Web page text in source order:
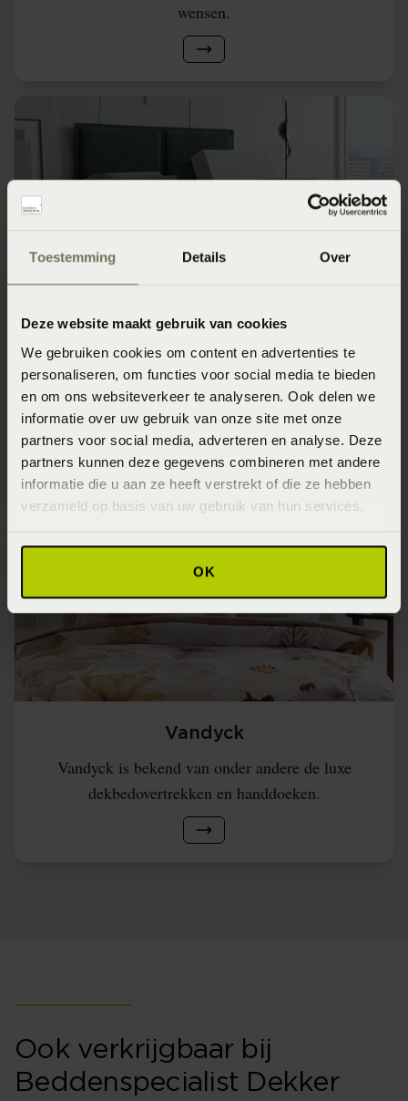
Toestemming Details Over
Deze website maakt gebruik van cookies
We gebruiken cookies om content en advertenties te
personaliseren, om functies voor social media te bieden
en om ons websiteverkeer te analyseren. Ook delen we
informatie over uw gebruik van onze site met onze
partners voor social media, adverteren en analyse. Deze
partners kunnen deze gegevens combineren met andere
informatie die u aan ze heeft verstrekt of die ze hebben
verzameld op basis van uw gebruik van hun services.
OK
wensen.
Swissflex
Als je van techniek houdt dan is Swissflex hét
perfecte bedmaatje. Zwitsers vakmanschap,
technische expertise en een passie voor innovatie
samen met design.
Vandyck
Vandyck is bekend van onder andere de luxe
dekbedovertrekken en handdoeken.
Ook verkrijgbaar bij
Beddenspecialist Dekker